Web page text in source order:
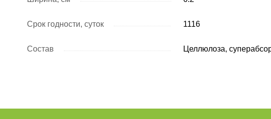
Срок годности, суток 1116
Состав Целлюлоза,